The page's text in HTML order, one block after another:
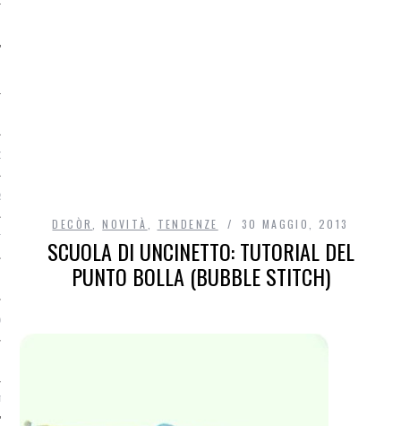
DI ACCESSO AI DATI
DECÒR ,NOVITÀ TENDENZE 30 MAGGIO, 2013
SCUOLA DI UNCINETTO: TUTORIAL DEL
PUNTO BOLLA (BUBBLE STITCH)